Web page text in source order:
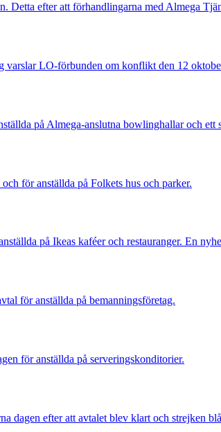
efter att förhandlingarna med Almega
LO-förbunden om konflikt den 12
på Almega-anslutna bowlinghallar och ett
för anställda på Folkets hus och parker.
på Ikeas kaféer och restauranger. En
för anställda på bemanningsföretag.
för anställda på serveringskonditorier.
dagen efter att avtalet blev klart och strejken